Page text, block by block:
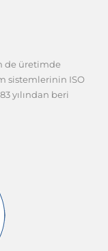
de üretimde
sistemlerinin ISO
yılından beri